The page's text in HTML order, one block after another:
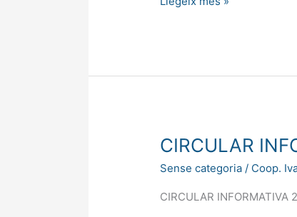
CIRCULAR
Sense categoria / Coop.
CIRCULAR INFORMATIVA
CIRCULAR
2/2026